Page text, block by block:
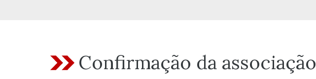
Confirmação da associação